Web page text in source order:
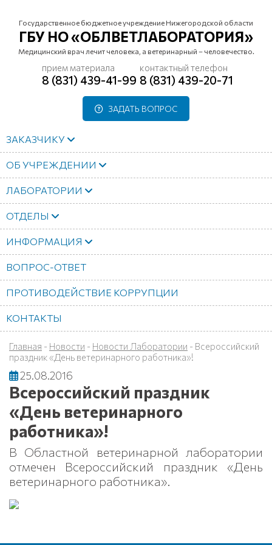
Государственное бюджетное учреждение Нижегородской области
ГБУ НО «ОБЛВЕТЛАБОРАТОРИЯ»
Медицинский врач лечит человека, а ветеринарный – человечество.
прием материала
8 (831) 439-41-99
контактный телефон
8 (831) 439-20-71
ЗАДАТЬ ВОПРОС
ЗАКАЗЧИКУ
ОБ УЧРЕЖДЕНИИ
ЛАБОРАТОРИИ
ОТДЕЛЫ
ИНФОРМАЦИЯ
ВОПРОС-ОТВЕТ
ПРОТИВОДЕЙСТВИЕ КОРРУПЦИИ
КОНТАКТЫ
Главная - Новости - Новости Лаборатории - Всероссийский
праздник «День ветеринарного работника»!
25.08.2016
Всероссийский праздник
«День ветеринарного
работника»!
В Областной ветеринарной лаборатории
отмечен Всероссийский праздник «День
ветеринарного работника».